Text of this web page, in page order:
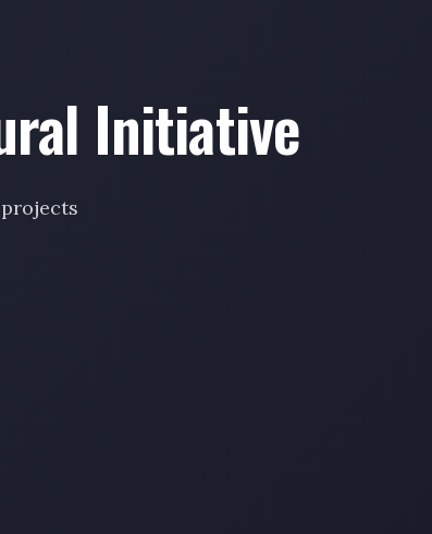
Initiative